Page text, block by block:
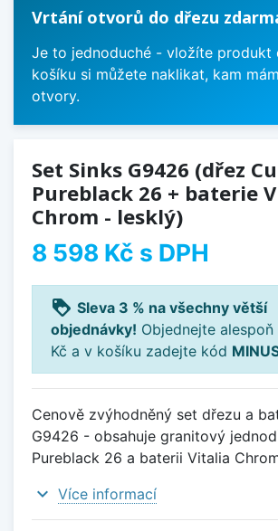
Vrtání otvorů do dřezu
Je to jednoduché - vložíte produkt
košíku si můžete naklikat, kam
otvory.
Set Sinks G9426 (dřez
Pureblack 26 + baterie
Chrom - lesklý)
8 598 Kč s DPH
loyalty Sleva 3 % na všechny větší
objednávky! Objednejte
Kč a v košíku zadejte kód
Cenově zvýhodněný set dřezu a
G9426 - obsahuje granitový
Pureblack 26 a baterii Vitalia
expand_more Více informací